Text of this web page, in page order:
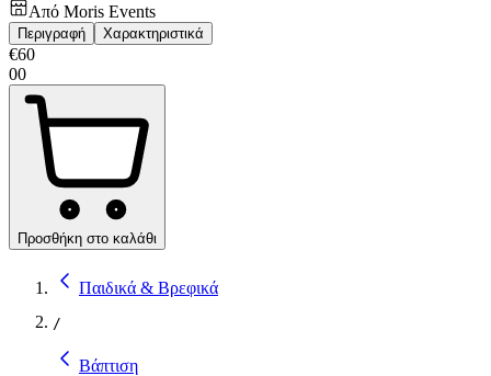
Από Moris Events
Περιγραφή Χαρακτηριστικά
€60
00
Προσθήκη στο καλάθι
Παιδικά & Βρεφικά
/
Βάπτιση